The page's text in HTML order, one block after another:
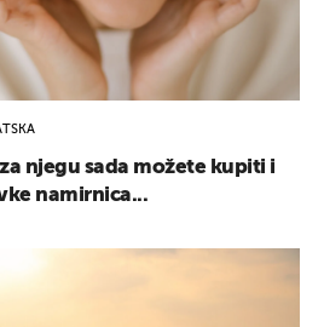
njegu sada možete kupiti i
namirnica...